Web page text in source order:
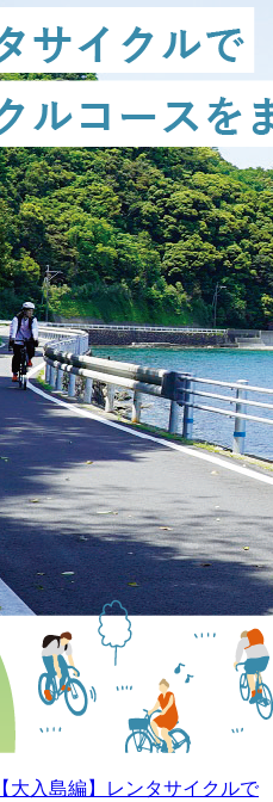
【大入島編】レンタサイクルで